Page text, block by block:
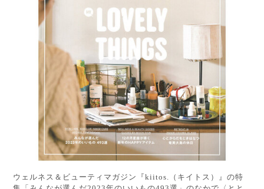
ウェルネス＆ビューティマガジン『kiitos.（キイトス）』の特